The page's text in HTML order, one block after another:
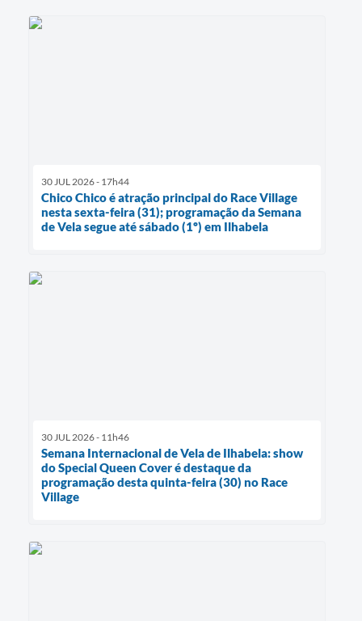
30 JUL 2026 - 17h44
Chico Chico é atração principal do Race Village
nesta sexta-feira (31); programação da Semana
de Vela segue até sábado (1º) em Ilhabela
30 JUL 2026 - 11h46
Semana Internacional de Vela de Ilhabela: show
do Special Queen Cover é destaque da
programação desta quinta-feira (30) no Race
Village